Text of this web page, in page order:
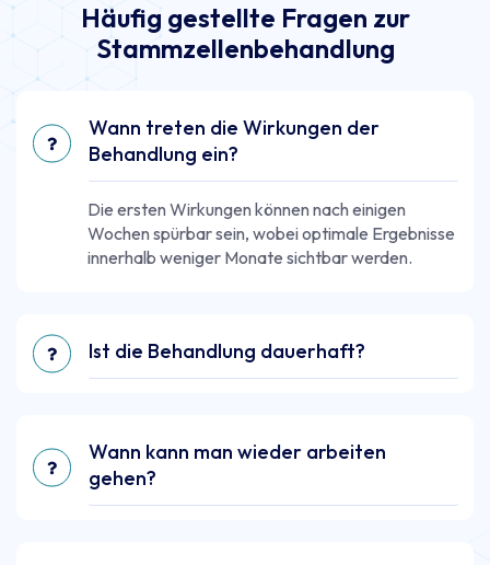
Häufig gestellte Fragen zur
Stammzellenbehandlung
Wann treten die Wirkungen der
Behandlung ein?
Die ersten Wirkungen können nach einigen
Wochen spürbar sein, wobei optimale Ergebnisse
innerhalb weniger Monate sichtbar werden.
Ist die Behandlung dauerhaft?
Wann kann man wieder arbeiten
gehen?